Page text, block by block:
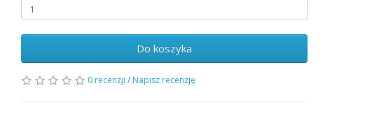
Do koszyka
0 recenzji / Napisz recenzję